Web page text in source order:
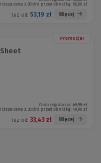
cena z 30 dni przed obniżką: 56,00 zł
Już od: 53,19 zł Więcej
Promocja!
Cena regularna: 49,90 zł
cena z 30 dni przed obniżką:49,90 zł
Już od: 33,43 zł Więcej